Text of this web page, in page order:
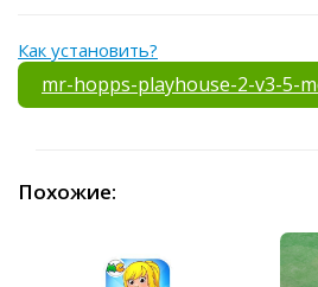
Как установить?
mr-hopps-playhouse-2-v3-5-
Похожие: